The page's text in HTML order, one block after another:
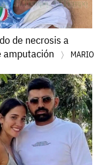
de necrosis a
amputación
MARIO